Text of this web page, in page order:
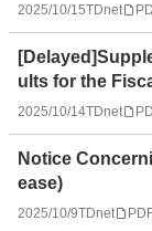
2025/10/15TDnet
ults for the
2025/10/14TDnet
Notice
ease)
2025/10/9TDnet